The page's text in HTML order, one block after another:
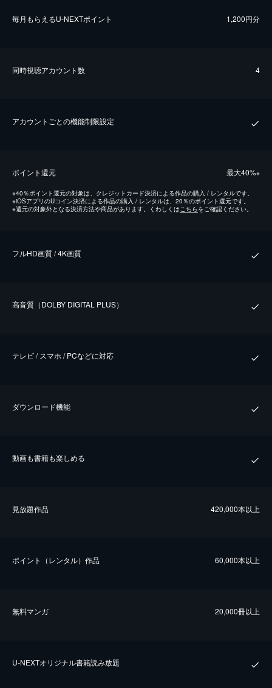
毎⽉もらえるU-NEXTポイント 1,200円分
同時視聴アカウント数 4
アカウントごとの機能制限設定
ポイント還元 最⼤40%※
※40％ポイント還元の対象は、クレジットカード決済による作品の購入 / レンタルです。
※iOSアプリのUコイン決済による作品の購入 / レンタルは、20％のポイント還元です。
※還元の対象外となる決済方法や商品があります。くわしくは こちらをご確認ください。
フルHD画質 / 4K画質
⾼⾳質（DOLBY DIGITAL PLUS）
テレビ / スマホ / PCなどに対応
ダウンロード機能
動画も書籍も楽しめる
⾒放題作品 420,000本以上
ポイント（レンタル）作品 60,000本以上
無料マンガ 20,000冊以上
U-NEXTオリジナル書籍読み放題